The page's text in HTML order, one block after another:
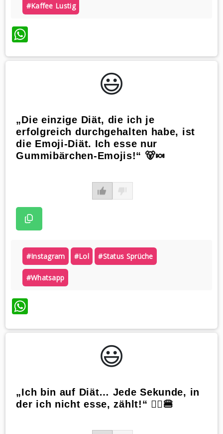
#kaffee Lustig
WhatsApp
😃️
„Die einzige Diät, die ich je
erfolgreich durchgehalten habe, ist
die Emoji-Diät. Ich esse nur
Gummibärchen-Emojis!“ 🐻🍬
#instagram #lol #status Sprüche
#whatsapp
WhatsApp
😃️
„Ich bin auf Diät… Jede Sekunde, in
der ich nicht esse, zählt!“ 🙅‍♀️🍔